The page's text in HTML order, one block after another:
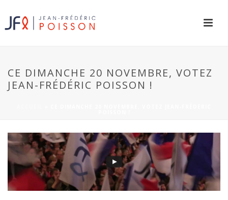
CE DIMANCHE 20 NOVEMBRE, VOTEZ
JEAN-FRÉDÉRIC POISSON !